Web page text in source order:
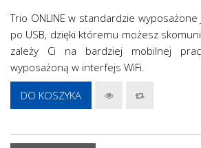
Trio ONLINE w standardzie
po USB, dzięki któremu możesz
zależy Ci na bardziej mobilnej
wyposażoną w interfejs WiFi.
DO KOSZYKA